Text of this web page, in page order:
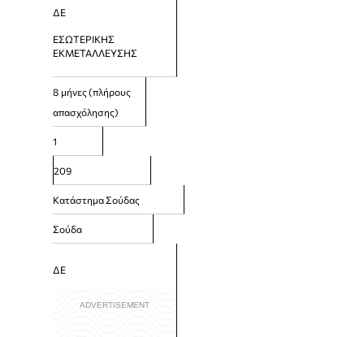
ΔΕ
ΕΣΩΤΕΡΙΚΗΣ
ΕΚΜΕΤΑΛΛΕΥΣΗΣ
8 μήνες (πλήρους
απασχόλησης)
1
209
Κατάστημα Σούδας
Σούδα
ΔΕ